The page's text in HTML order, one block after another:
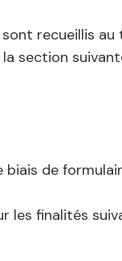
recueillis
section
de
les finalités